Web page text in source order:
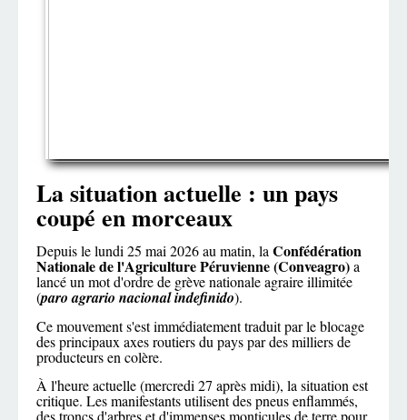
La situation actuelle : un pays
coupé en morceaux
Depuis le lundi 25 mai 2026 au matin, laConfédération
Nationale de l'Agriculture Péruvienne (Conveagro)a
lancé un mot d'ordre de grève nationale agraire illimitée
(paro agrario nacional indefinido).
Ce mouvement s'est immédiatement traduit par le blocage
des principaux axes routiers du pays par des milliers de
producteurs en colère.
À l'heure actuelle (mercredi 27 après midi), la situation est
critique. Les manifestants utilisent des pneus enflammés,